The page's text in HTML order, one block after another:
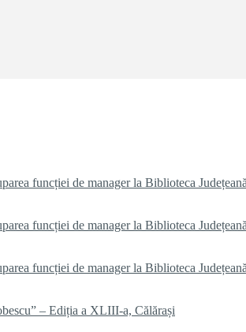
funcției de manager la Biblioteca
funcției de manager la Biblioteca
funcției de manager la Biblioteca
– Ediția a XLIII-a, Călărași